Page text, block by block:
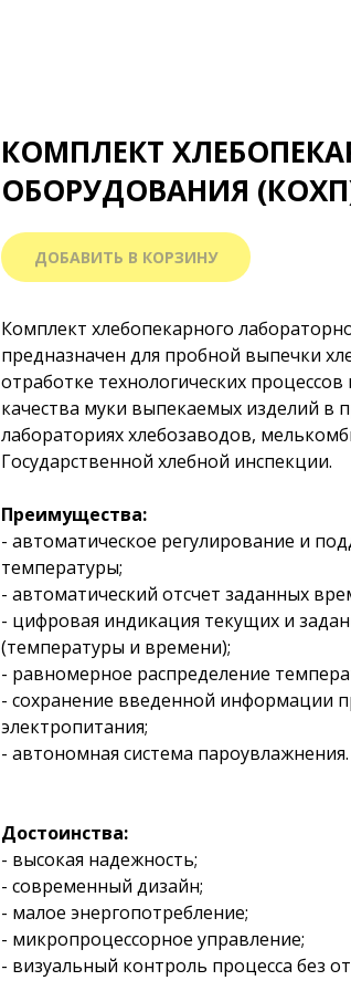
КОМПЛЕКТ
ОБОРУДОВАНИЯ
ДОБАВИТЬ В КОРЗИНУ
Комплект хлебопекарного
предназначен для пробной выпечки
отработке технологических
качества муки выпекаемых изделий в
лабораториях хлебозаводов,
Государственной хлебной инспекции.
Преимущества:
- автоматическое регулирование и
температуры;
- автоматический отсчет заданных
- цифровая индикация текущих и
(температуры и времени);
- равномерное распределение
- сохранение введенной информации
электропитания;
- автономная система пароувлажнения.
Достоинства:
- высокая надежность;
- современный дизайн;
- малое энергопотребление;
- микропроцессорное управление;
- визуальный контроль процесса без